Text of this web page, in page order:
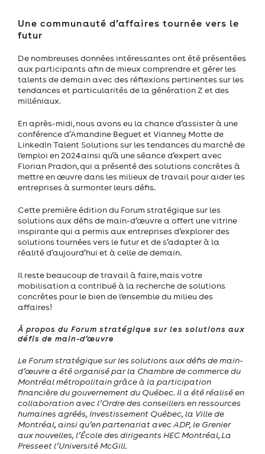
Une communauté d’affaires tournée vers le
futur
De nombreuses données intéressantes ont été présentées
aux participants afin de mieux comprendre et gérer les
talents de demain avec des réflexions pertinentes sur les
tendances et particularités de la génération Z et des
milléniaux.
En après-midi, nous avons eu la chance d’assister à une
conférence d’Amandine Beguet et Vianney Motte de
LinkedIn Talent Solutions sur les tendances du marché de
l'emploi en 2024 ainsi qu’à une séance d’expert avec
Florian Pradon, qui a présenté des solutions concrètes à
mettre en œuvre dans les milieux de travail pour aider les
entreprises à surmonter leurs défis.
Cette première édition du Forum stratégique sur les
solutions aux défis de main-d’œuvre a offert une vitrine
inspirante qui a permis aux entreprises d’explorer des
solutions tournées vers le futur et de s’adapter à la
réalité d’aujourd’hui et à celle de demain.
Il reste beaucoup de travail à faire, mais votre
mobilisation a contribué à la recherche de solutions
concrètes pour le bien de l'ensemble du milieu des
affaires!
À propos du Forum stratégique sur les solutions aux
défis de main-d’œuvre
Le Forum stratégique sur les solutions aux défis de main-
d’œuvre a été organisé par la Chambre de commerce du
Montréal métropolitain grâce à la participation
financière du gouvernement du Québec. Il a été réalisé en
collaboration avec l’Ordre des conseillers en ressources
humaines agréés, Investissement Québec, la Ville de
Montréal, ainsi qu’en partenariat avec ADP, le Grenier
aux nouvelles, l’École des dirigeants HEC Montréal, La
Presse et l’Université McGill.